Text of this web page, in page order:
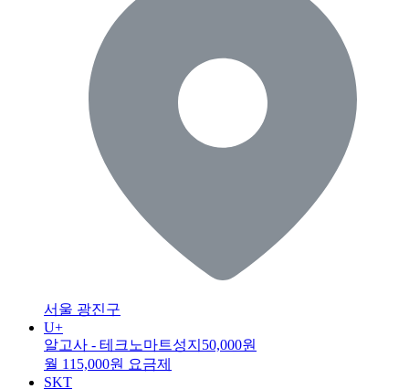
서울 광진구
U+
알고사 - 테크노마트성지 50,000원
월 115,000원 요금제
SKT